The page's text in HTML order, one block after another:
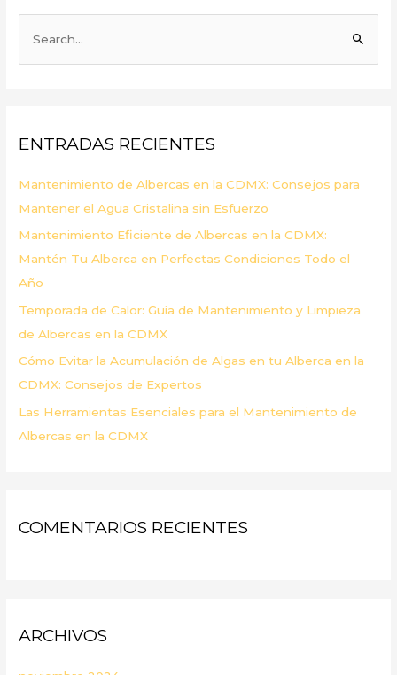
r
o
r
:
ENTRADAS RECIENTES
Mantenimiento de Albercas en la CDMX: Consejos para
Mantener el Agua Cristalina sin Esfuerzo
Mantenimiento Eficiente de Albercas en la CDMX:
Mantén Tu Alberca en Perfectas Condiciones Todo el
Año
Temporada de Calor: Guía de Mantenimiento y Limpieza
de Albercas en la CDMX
Cómo Evitar la Acumulación de Algas en tu Alberca en la
CDMX: Consejos de Expertos
Las Herramientas Esenciales para el Mantenimiento de
Albercas en la CDMX
COMENTARIOS RECIENTES
ARCHIVOS